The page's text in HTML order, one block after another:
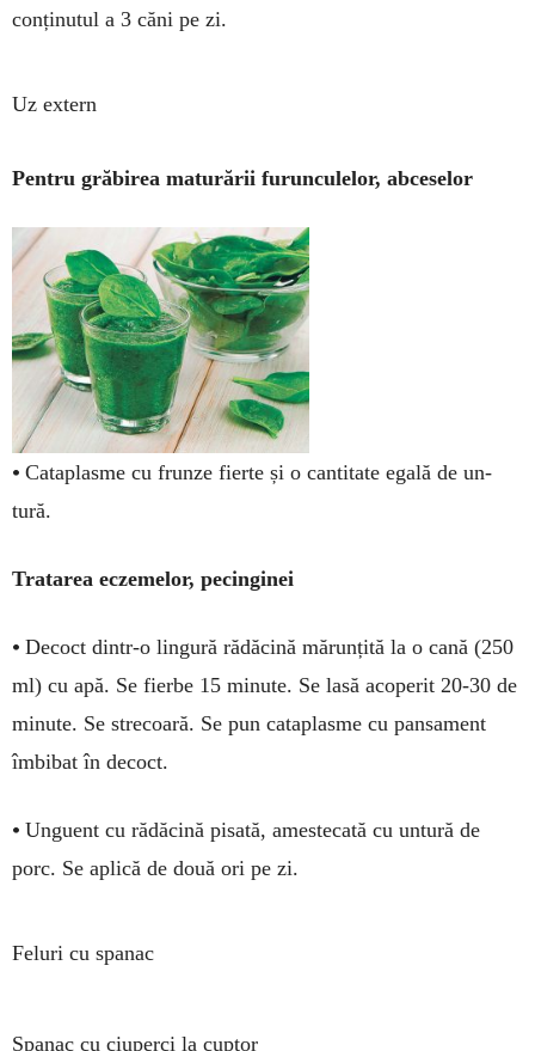
conți­nutul a 3 căni pe zi.
Uz extern
Pentru grăbirea maturării furunculelor, abceselor
• Cataplasme cu frunze fierte și o cantitate egală de un­
tură.
Tratarea eczemelor, pecinginei
• Decoct dintr-o lingură rădă­ci­nă mă­runțită la o cană (250
ml) cu apă. Se fierbe 15 minute. Se lasă acoperit 20-30 de
mi­nute. Se strecoară. Se pun cataplasme cu pan­sa­ment
îmbibat în decoct.
• Unguent cu rădăcină pisată, amestecată cu untură de
porc. Se aplică de două ori pe zi.
Feluri cu spanac
Spanac cu ciuperci la cuptor